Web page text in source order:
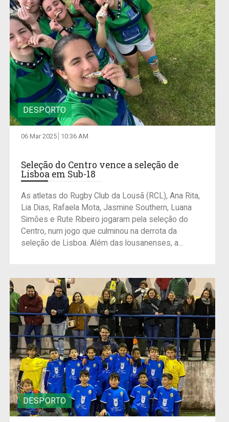
DESPORTO
06 Mar 2025 10:36 AM
Seleção do Centro vence a seleção de
Lisboa em Sub-18
As atletas do Rugby Club da Lousã (RCL), Ana Rita,
Lia Dias, Rafaela Mota, Jasmine Southern, Luana
Simões e Rute Ribeiro jogaram pela seleção do
Centro, num jogo que culminou na derrota da
seleção de Lisboa. Além das lousanenses, a...
DESPORTO